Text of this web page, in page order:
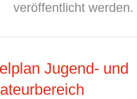
veröffentlicht werden.
Jugend- und